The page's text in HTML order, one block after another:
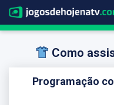
Como
Programação